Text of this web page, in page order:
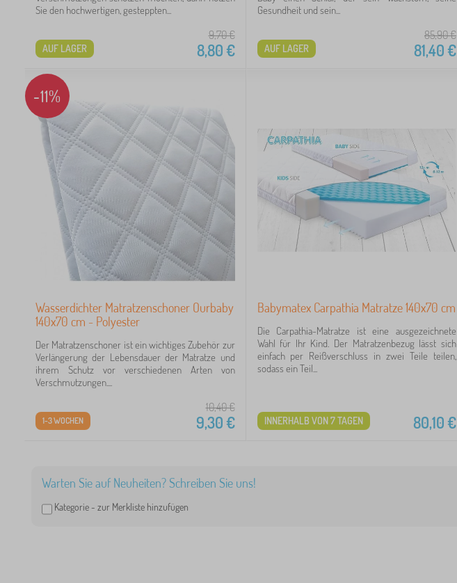
Sie den hochwertigen, gesteppten...
9,70€
8,80€
AUF LAGER
Gesundheit und sein...
85,90€
81,40€
AUF LAGER
-11%
Wasserdichter Matratzenschoner Ourbaby
140x70 cm - Polyester
Der Matratzenschoner ist ein wichtiges Zubehör zur
Verlängerung der Lebensdauer der Matratze und
ihrem Schutz vor verschiedenen Arten von
Verschmutzungen....
10,40€
9,30€
1-3 WOCHEN
Babymatex Carpathia Matratze 140x70 cm
Die Carpathia-Matratze ist eine ausgezeichnete
Wahl für Ihr Kind. Der Matratzenbezug lässt sich
einfach per Reißverschluss in zwei Teile teilen,
sodass ein Teil...
80,10€
INNERHALB VON 7 TAGEN
Warten Sie auf Neuheiten? Schreiben Sie uns!
Kategorie - zur Merkliste hinzufügen